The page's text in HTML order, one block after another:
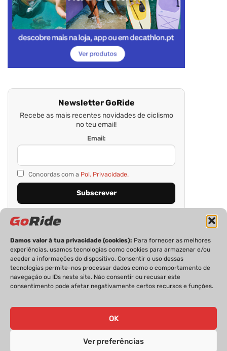
Damos valor à tua privacidade (cookies): Para fornecer as melhores
experiências, usamos tecnologias como cookies para armazenar e/ou
aceder a informações do dispositivo. Consentir o uso dessas
tecnologias permite-nos processar dados como o comportamento de
navegação ou IDs neste site. Não consentir ou recusar este
consentimento pode afetar negativamente certos recursos e funções.
OK
Ver preferências
Newsletter GoRide
Recebe as mais recentes novidades de ciclismo
no teu email!
Email:
Concordas com a Pol. Privacidade.
PRIVACIDADE FICHA TÉCNICA
ESTATUTO EDITORIAL